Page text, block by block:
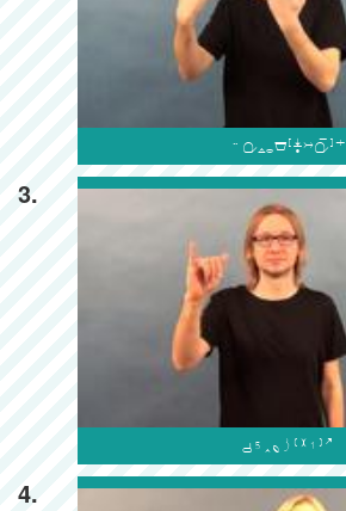

3.

4.